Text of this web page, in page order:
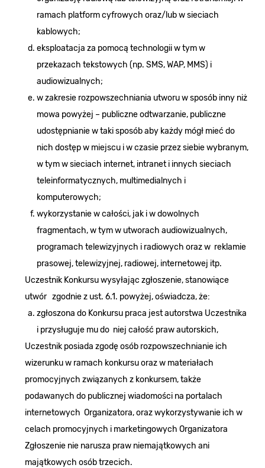
ramach platform cyfrowych oraz/lub w sieciach
kablowych;
eksploatacja za pomocą technologii w tym w
przekazach tekstowych (np. SMS, WAP, MMS) i
audiowizualnych;
w zakresie rozpowszechniania utworu w sposób inny niż
mowa powyżej – publiczne odtwarzanie, publiczne
udostępnianie w taki sposób aby każdy mógł mieć do
nich dostęp w miejscu i w czasie przez siebie wybranym,
w tym w sieciach internet, intranet i innych sieciach
teleinformatycznych, multimedialnych i
komputerowych;
wykorzystanie w całości, jak i w dowolnych
fragmentach, w tym w utworach audiowizualnych,
programach telewizyjnych i radiowych oraz w reklamie
prasowej, telewizyjnej, radiowej, internetowej itp.
Uczestnik Konkursu wysyłając zgłoszenie, stanowiące
utwór zgodnie z ust. 6.1. powyżej, oświadcza, że:
zgłoszona do Konkursu praca jest autorstwa Uczestnika
i przysługuje mu do niej całość praw autorskich,
Uczestnik posiada zgodę osób rozpowszechnianie ich
wizerunku w ramach konkursu oraz w materiałach
promocyjnych związanych z konkursem, także
podawanych do publicznej wiadomości na portalach
internetowych Organizatora, oraz wykorzystywanie ich w
celach promocyjnych i marketingowych Organizatora
Zgłoszenie nie narusza praw niemajątkowych ani
majątkowych osób trzecich.